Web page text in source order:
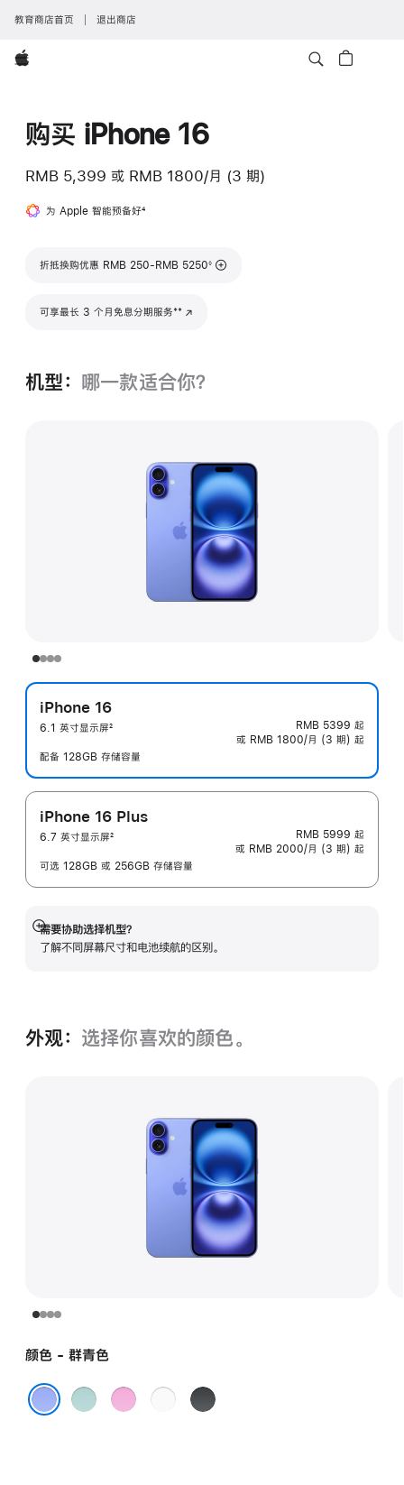
教育商店首页 退出商店
Apple
购买 iPhone 16
RMB 5,399 或 RMB 1800/月 (3 期)
为 Apple 智能预备好脚
4
折抵换购优惠 RMB 250-RMB 5250
脚注
◊
可享最长 3 个月免息分期服务脚注
**
(在新窗口中打开)
机型： 哪一款适合你？
iPhone 16
6.1 英寸显示屏
注
2
配备 128GB 存储容量
RMB 5399 起
或 RMB 1800/月 (3 期) 起
iPhone 16 Plus
6.7 英寸显示屏
注
2
可选 128GB 或 256GB 存储容量
RMB 5999 起
或 RMB 2000/月 (3 期) 起
需要协助选择机型？
了解不同屏幕尺寸和电池续航的区‍别。
展
开
外观： 选择你喜欢的颜色。
颜色 - 群青色
深
粉
白
黑